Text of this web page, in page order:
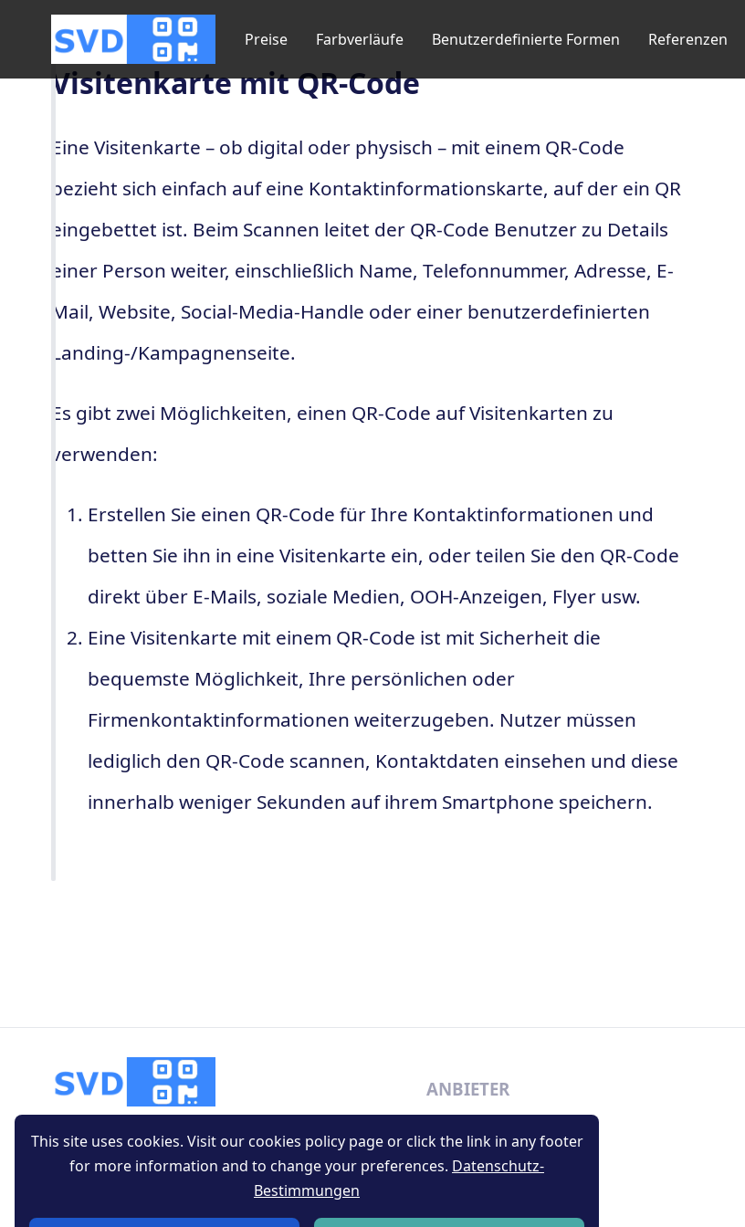
Preise Farbverläufe Benutzerdefinierte Formen Referenzen
Visitenkarte mit QR-Code
Eine Visitenkarte – ob digital oder physisch – mit einem QR-Code
bezieht sich einfach auf eine Kontaktinformationskarte, auf der ein QR
eingebettet ist. Beim Scannen leitet der QR-Code Benutzer zu Details
einer Person weiter, einschließlich Name, Telefonnummer, Adresse, E-
Mail, Website, Social-Media-Handle oder einer benutzerdefinierten
Landing-/Kampagnenseite.
Es gibt zwei Möglichkeiten, einen QR-Code auf Visitenkarten zu
verwenden:
Erstellen Sie einen QR-Code für Ihre Kontaktinformationen und
betten Sie ihn in eine Visitenkarte ein, oder teilen Sie den QR-Code
direkt über E-Mails, soziale Medien, OOH-Anzeigen, Flyer usw.
Eine Visitenkarte mit einem QR-Code ist mit Sicherheit die
bequemste Möglichkeit, Ihre persönlichen oder
Firmenkontaktinformationen weiterzugeben. Nutzer müssen
lediglich den QR-Code scannen, Kontaktdaten einsehen und diese
innerhalb weniger Sekunden auf ihrem Smartphone speichern.
ANBIETER
Support
Kontakt
This site uses cookies. Visit our cookies policy page or click the link in any footer
for more information and to change your preferences. Datenschutz-
Bestimmungen